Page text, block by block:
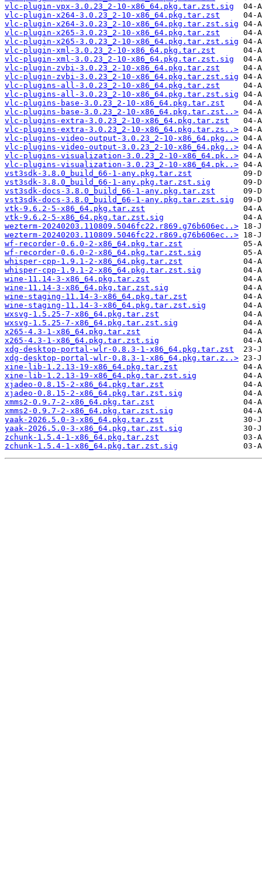
vlc-plugin-vpx-3.0.23_2-10-x86_64.pkg.tar.zst.sig
vlc-plugin-x264-3.0.23_2-10-x86_64.pkg.tar.zst
vlc-plugin-x264-3.0.23_2-10-x86_64.pkg.tar.zst.sig
vlc-plugin-x265-3.0.23_2-10-x86_64.pkg.tar.zst
vlc-plugin-x265-3.0.23_2-10-x86_64.pkg.tar.zst.sig
vlc-plugin-xml-3.0.23_2-10-x86_64.pkg.tar.zst
vlc-plugin-xml-3.0.23_2-10-x86_64.pkg.tar.zst.sig
vlc-plugin-zvbi-3.0.23_2-10-x86_64.pkg.tar.zst
vlc-plugin-zvbi-3.0.23_2-10-x86_64.pkg.tar.zst.sig
vlc-plugins-all-3.0.23_2-10-x86_64.pkg.tar.zst
vlc-plugins-all-3.0.23_2-10-x86_64.pkg.tar.zst.sig
vlc-plugins-base-3.0.23_2-10-x86_64.pkg.tar.zst
vlc-plugins-base-3.0.23_2-10-x86_64.pkg.tar.zst..>
vlc-plugins-extra-3.0.23_2-10-x86_64.pkg.tar.zst
vlc-plugins-extra-3.0.23_2-10-x86_64.pkg.tar.zs..>
vlc-plugins-video-output-3.0.23_2-10-x86_64.pkg..>
vlc-plugins-video-output-3.0.23_2-10-x86_64.pkg..>
vlc-plugins-visualization-3.0.23_2-10-x86_64.pk..>
vlc-plugins-visualization-3.0.23_2-10-x86_64.pk..>
vst3sdk-3.8.0_build_66-1-any.pkg.tar.zst
vst3sdk-3.8.0_build_66-1-any.pkg.tar.zst.sig
vst3sdk-docs-3.8.0_build_66-1-any.pkg.tar.zst
vst3sdk-docs-3.8.0_build_66-1-any.pkg.tar.zst.sig
vtk-9.6.2-5-x86_64.pkg.tar.zst
vtk-9.6.2-5-x86_64.pkg.tar.zst.sig
wezterm-20240203.110809.5046fc22.r869.g76b606ec..>
wezterm-20240203.110809.5046fc22.r869.g76b606ec..>
wf-recorder-0.6.0-2-x86_64.pkg.tar.zst
wf-recorder-0.6.0-2-x86_64.pkg.tar.zst.sig
whisper-cpp-1.9.1-2-x86_64.pkg.tar.zst
whisper-cpp-1.9.1-2-x86_64.pkg.tar.zst.sig
wine-11.14-3-x86_64.pkg.tar.zst
wine-11.14-3-x86_64.pkg.tar.zst.sig
wine-staging-11.14-3-x86_64.pkg.tar.zst
wine-staging-11.14-3-x86_64.pkg.tar.zst.sig
wxsvg-1.5.25-7-x86_64.pkg.tar.zst
wxsvg-1.5.25-7-x86_64.pkg.tar.zst.sig
x265-4.3-1-x86_64.pkg.tar.zst
x265-4.3-1-x86_64.pkg.tar.zst.sig
xdg-desktop-portal-wlr-0.8.3-1-x86_64.pkg.tar.zst
xdg-desktop-portal-wlr-0.8.3-1-x86_64.pkg.tar.z..>
xine-lib-1.2.13-19-x86_64.pkg.tar.zst
xine-lib-1.2.13-19-x86_64.pkg.tar.zst.sig
xjadeo-0.8.15-2-x86_64.pkg.tar.zst
xjadeo-0.8.15-2-x86_64.pkg.tar.zst.sig
xmms2-0.9.7-2-x86_64.pkg.tar.zst
xmms2-0.9.7-2-x86_64.pkg.tar.zst.sig
yaak-2026.5.0-3-x86_64.pkg.tar.zst
yaak-2026.5.0-3-x86_64.pkg.tar.zst.sig
zchunk-1.5.4-1-x86_64.pkg.tar.zst
zchunk-1.5.4-1-x86_64.pkg.tar.zst.sig